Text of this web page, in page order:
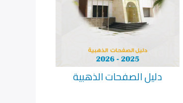
دليل الصفحات الذهبية